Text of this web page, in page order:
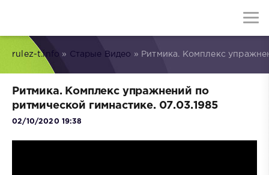
rulez-t.info » Старые Видео » Ритмика. Комплекс
Ритмика. Комплекс упражнений по
ритмической гимнастике. 07.03.1985
02/10/2020 19:38